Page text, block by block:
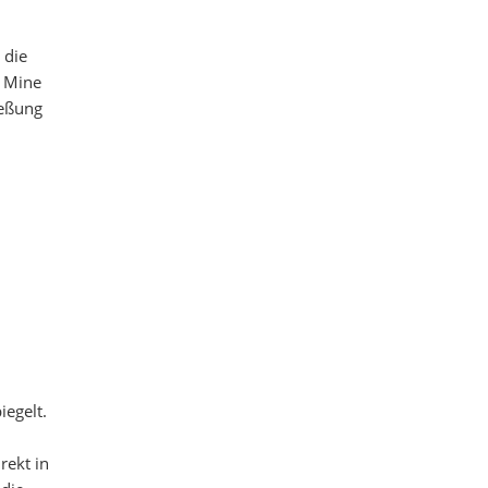
die
Mine
in